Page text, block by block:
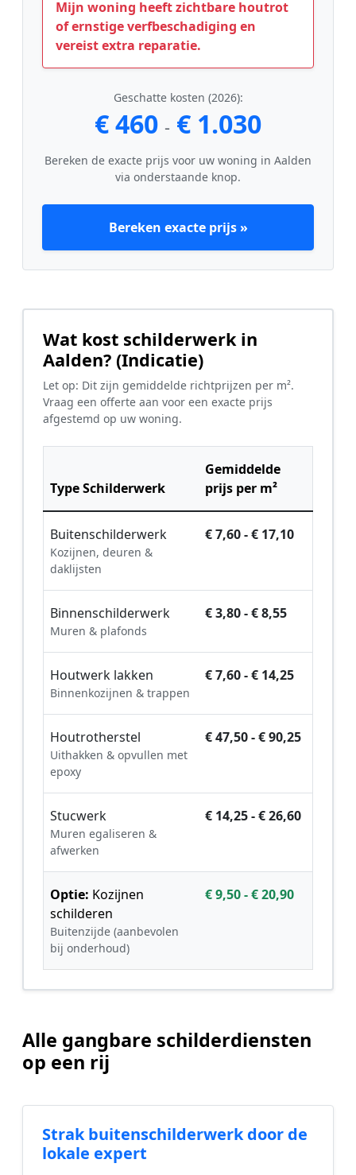
Mijn woning heeft zichtbare houtrot
of ernstige verfbeschadiging en
vereist extra reparatie.
Geschatte kosten (2026):
€ 460 - € 1.030
Bereken de exacte prijs voor uw woning in Aalden
via onderstaande knop.
Bereken exacte prijs »
Wat kost schilderwerk in
Aalden? (Indicatie)
Let op: Dit zijn gemiddelde richtprijzen per m².
Vraag een offerte aan voor een exacte prijs
afgestemd op uw woning.
Type Schilderwerk
Gemiddelde
prijs per m²
Buitenschilderwerk
Kozijnen, deuren &
daklijsten
€ 7,60 - € 17,10
Binnenschilderwerk
Muren & plafonds
€ 3,80 - € 8,55
Houtwerk lakken
Binnenkozijnen & trappen
€ 7,60 - € 14,25
Houtrotherstel
Uithakken & opvullen met
epoxy
€ 47,50 - € 90,25
Stucwerk
Muren egaliseren &
afwerken
€ 14,25 - € 26,60
Optie: Kozijnen
schilderen
Buitenzijde (aanbevolen
bij onderhoud)
€ 9,50 - € 20,90
Alle gangbare schilderdiensten
op een rij
Strak buitenschilderwerk door de
lokale expert